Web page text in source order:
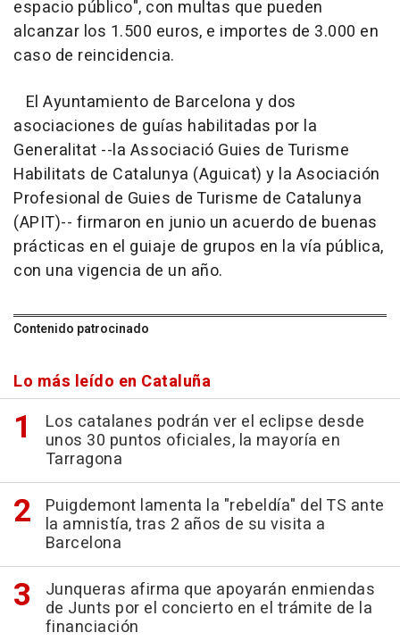
espacio público", con multas que pueden
alcanzar los 1.500 euros, e importes de 3.000 en
caso de reincidencia.
El Ayuntamiento de Barcelona y dos
asociaciones de guías habilitadas por la
Generalitat --la Associació Guies de Turisme
Habilitats de Catalunya (Aguicat) y la Asociación
Profesional de Guies de Turisme de Catalunya
(APIT)-- firmaron en junio un acuerdo de buenas
prácticas en el guiaje de grupos en la vía pública,
con una vigencia de un año.
Contenido patrocinado
Lo más leído en Cataluña
Los catalanes podrán ver el eclipse desde
unos 30 puntos oficiales, la mayoría en
Tarragona
Puigdemont lamenta la "rebeldía" del TS ante
la amnistía, tras 2 años de su visita a
Barcelona
Junqueras afirma que apoyarán enmiendas
de Junts por el concierto en el trámite de la
financiación